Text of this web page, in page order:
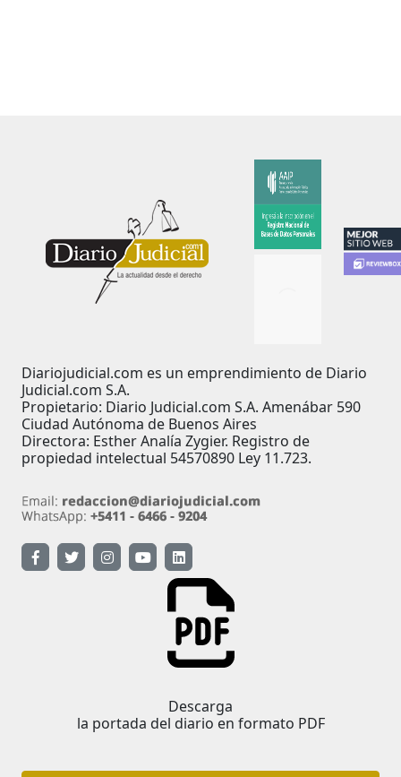
Diariojudicial.com es un emprendimiento de Diario
Judicial.com S.A.
Propietario: Diario Judicial.com S.A. Amenábar 590
Ciudad Autónoma de Buenos Aires
Directora: Esther Analía Zygier. Registro de
propiedad intelectual 54570890 Ley 11.723.
Descarga
la portada del diario en formato PDF